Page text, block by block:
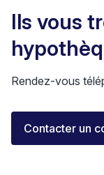
Ils vous
Rendez-vous
Contacter un
Florent Buser
Area Sales Director